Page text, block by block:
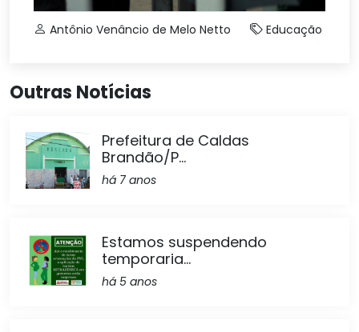
Antônio Venâncio de Melo Netto Educação
Outras Notícias
Prefeitura de Caldas
Brandão/P...
há 7 anos
Estamos suspendendo
temporaria...
há 5 anos